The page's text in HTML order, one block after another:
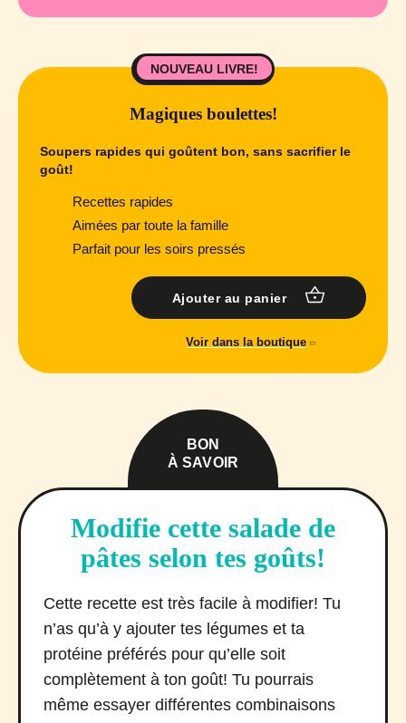
NOUVEAU LIVRE!
Magiques boulettes!
Soupers rapides qui goûtent bon, sans sacrifier le
goût!
Recettes rapides
Aimées par toute la famille
Parfait pour les soirs pressés
Ajouter au panier
Voir dans la boutique
BON
À SAVOIR
Modifie cette salade de
pâtes selon tes goûts!
Cette recette est très facile à modifier! Tu
n’as qu’à y ajouter tes légumes et ta
protéine préférés pour qu’elle soit
complètement à ton goût! Tu pourrais
même essayer différentes combinaisons